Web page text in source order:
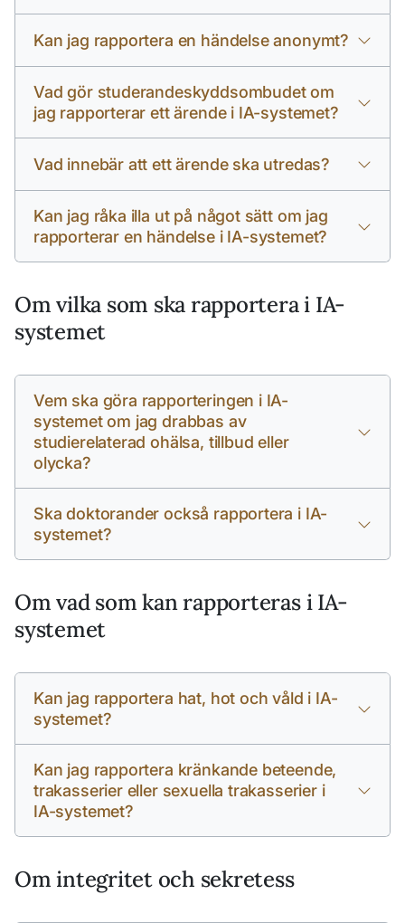
Kan jag rapportera en händelse anonymt?
Vad gör studerandeskyddsombudet om
jag rapporterar ett ärende i IA-systemet?
Vad innebär att ett ärende ska utredas?
Kan jag råka illa ut på något sätt om jag
rapporterar en händelse i IA-systemet?
Om vilka som ska rapportera i IA-
systemet
Vem ska göra rapporteringen i IA-
systemet om jag drabbas av
studierelaterad ohälsa, tillbud eller
olycka?
Ska doktorander också rapportera i IA-
systemet?
Om vad som kan rapporteras i IA-
systemet
Kan jag rapportera hat, hot och våld i IA-
systemet?
Kan jag rapportera kränkande beteende,
trakasserier eller sexuella trakasserier i
IA-systemet?
Om integritet och sekretess